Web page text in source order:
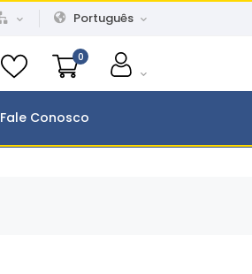
Português
0
Fale Conosco